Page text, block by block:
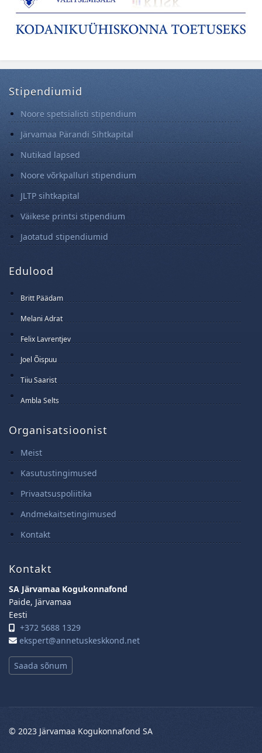
Stipendiumid
Noore spetsialisti stipendium
Järvamaa Pärandi Sihtkapital
Nutikad lapsed
Noore võrkpalluri stipendium
JLTP sihtkapital
Väikese printsi stipendium
Jaotatud stipendiumid
Edulood
Britt Päädam
15 Juuni 2025
Melani Adrat
14 Juuni 2025
Felix Lavrentjev
13 Juuni 2025
Joel Õispuu
12 Juuni 2025
Tiiu Saarist
11 Juuni 2025
Ambla Selts
Organisatsioonist
Meist
Kasutustingimused
Privaatsuspoliitika
Andmekaitsetingimused
Kontakt
Kontakt
SA Järvamaa Kogukonnafond
Paide, Järvamaa
Eesti
+372 5688 1329
ekspert@annetuskeskkond.net
Saada sõnum
© 2023 Järvamaa Kogukonnafond SA